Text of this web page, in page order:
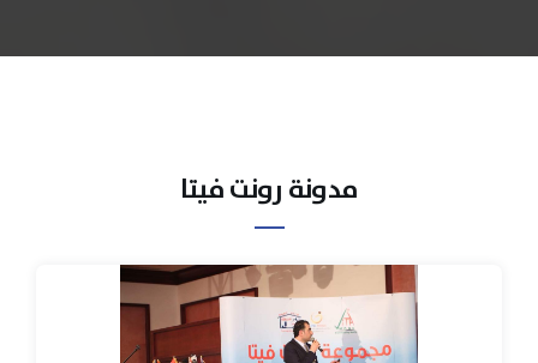
مدونة رونت فيتا